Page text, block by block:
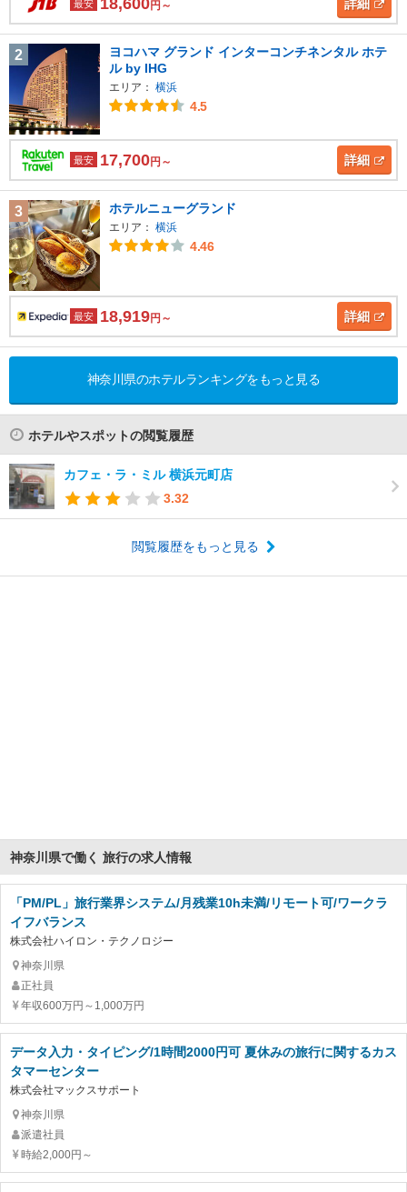
最安 円～ 詳細
2
ヨコハマ グランド インターコンチネンタル ホテ
ル by IHG
エリア： 横浜
4.5
最安 17,700円～ 詳細
3 ホテルニューグランド
エリア： 横浜
4.46
最安 18,919円～ 詳細
神奈川県のホテルランキングをもっと見る
ホテルやスポットの閲覧履歴
カフェ・ラ・ミル 横浜元町店
3.32
閲覧履歴をもっと見る
神奈川県で働く 旅行の求人情報
「PM/PL」旅行業界システム/月残業10h未満/リモート可/ワークラ
イフバランス
株式会社ハイロン・テクノロジー
神奈川県
正社員
年収600万円～1,000万円
データ入力・タイピング/1時間2000円可 夏休みの旅行に関するカス
タマーセンター
株式会社マックスサポート
神奈川県
派遣社員
時給2,000円～